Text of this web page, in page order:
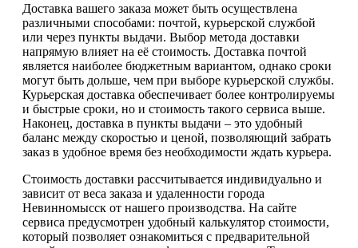
Доставка вашего заказа может быть осуществлена
различными способами: почтой, курьерской службой
или через пункты выдачи. Выбор метода доставки
напрямую влияет на её стоимость. Доставка почтой
является наиболее бюджетным вариантом, однако сроки
могут быть дольше, чем при выборе курьерской службы.
Курьерская доставка обеспечивает более контролируемы
и быстрые сроки, но и стоимость такого сервиса выше.
Наконец, доставка в пункты выдачи – это удобный
баланс между скоростью и ценой, позволяющий забрать
заказ в удобное время без необходимости ждать курьера.
Стоимость доставки рассчитывается индивидуально и
зависит от веса заказа и удаленности города
Невинномысск от нашего производства. На сайте
сервиса предусмотрен удобный калькулятор стоимости,
который позволяет ознакомиться с предварительной